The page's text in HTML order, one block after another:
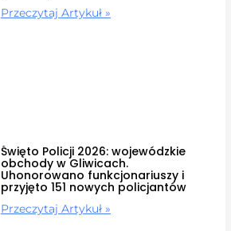
Przeczytaj Artykuł »
Święto Policji 2026: wojewódzkie
obchody w Gliwicach.
Uhonorowano funkcjonariuszy i
przyjęto 151 nowych policjantów
Przeczytaj Artykuł »